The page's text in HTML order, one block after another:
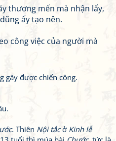
thương mến mà nhận lấy,
ấy tạo nên.
công việc của người mà
gây được chiến công.
. Thiên Nội tắcở Kinh lễ